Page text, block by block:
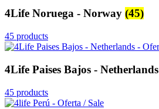
4Life Noruega - Norway (45)
45 products
4Life Paises Bajos - Netherlands
45 products